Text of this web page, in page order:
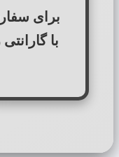
برای
با